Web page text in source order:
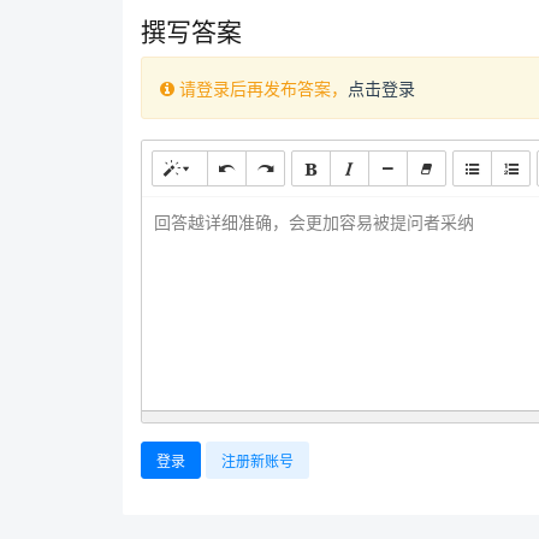
撰写答案
请登录后再发布答案， 点击登录
回答越详细准确，会更加容易被提问者采纳
登录 注册新账号